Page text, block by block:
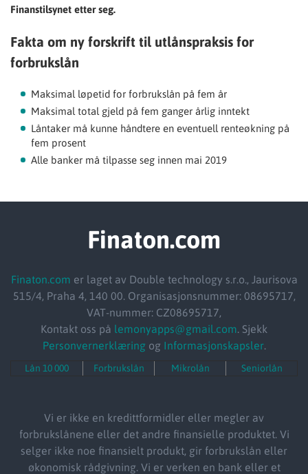
Finanstilsynet etter seg.
Fakta om ny forskrift til utlånspraksis for
forbrukslån
Maksimal løpetid for forbrukslån på fem år
Maksimal total gjeld på fem ganger årlig inntekt
Låntaker må kunne håndtere en eventuell renteøkning på
fem prosent
Alle banker må tilpasse seg innen mai 2019
Finaton.com
Finaton.com er laget av Double technology s.r.o., Jaurisova
515/4, Praha 4, 140 00. Organisasjonsnummer: 08695717,
VAT-nummer: CZ08695717,
Kontakt oss på lemonyapps@gmail.com. Sjekk
Personvernerklæringog Informasjonskapsler.
Lån 10 000 Forbrukslån Mikrolån Seniorlån
Vi er ikke en kredittformidler eller megler av
forbrukslånene eller det andre finansielle produktet. Vi
selger ikke noe finansielt produkt, gir forbrukslån eller
økonomisk rådgivning. Vi er verken en bank eller et